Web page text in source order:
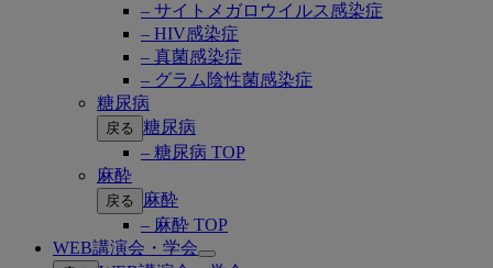
– サイトメガロウイルス感染症
– HIV感染症
– 真菌感染症
– グラム陰性菌感染症
糖尿病
戻る 糖尿病
– 糖尿病 TOP
麻酔
戻る
麻酔
– 麻酔 TOP
WEB講演会・学会
Open